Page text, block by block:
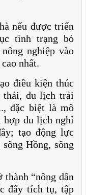
nếu được triển
tình trạng bỏ
nghiệp vào
nhất.
điều kiện thúc
thái, du lịch trải
đặc biệt là mô
hợp du lịch nghỉ
tạo động lực
Hồng, sông
“nông dân
đẩy tích tụ, tập